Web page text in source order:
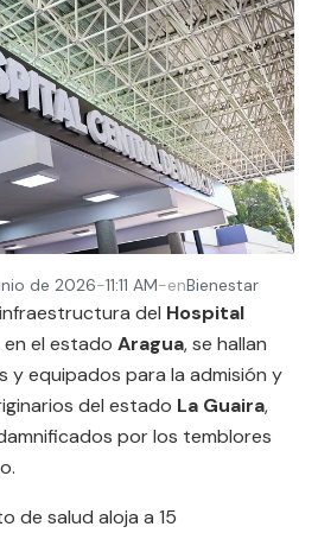
de 2026-11:11 AM-enBienestar
del Hospital
en el estado Aragua, se hallan
equipados para la admisión y
del estado La Guaira,
por los temblores
de salud aloja a 15